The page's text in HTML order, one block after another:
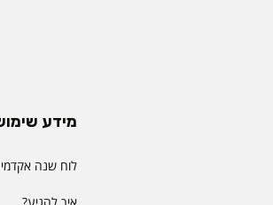
מידע
לוח שנה אקדמי